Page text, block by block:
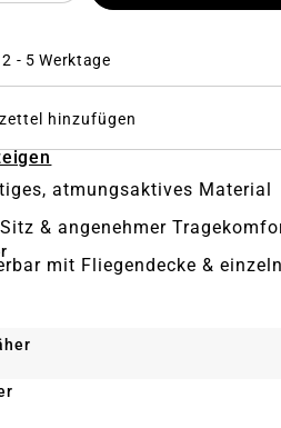
- 5 Werktage
hinzufügen
atmungsaktives Material
& angenehmer
mit Fliegendecke &